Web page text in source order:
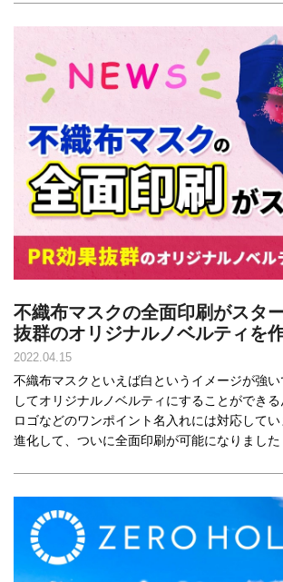
不織布マスクの全面印刷がスタ
抜群のオリジナルノベルティを
2022.04.15
不織布マスクといえば白というイメージが強い
してオリジナルノベルティにすることができ
ロゴなどのワンポイント名入れには対応して
進化して、ついに全面印刷が可能になりまし